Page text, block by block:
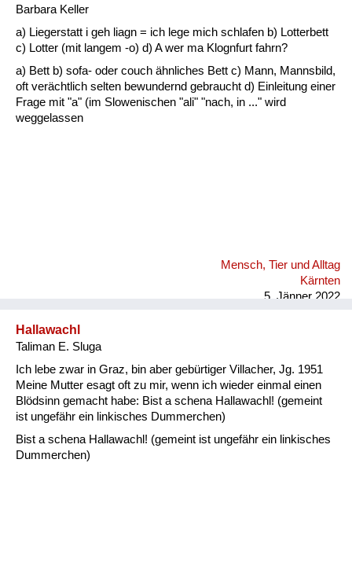
Natur und Landwirtschaft
Fluchen und Reden
Mensch, Tier und Alltag
Barbara Keller
a) Liegerstatt i geh liagn = ich lege mich schlafen b) Lotterbett
c) Lotter (mit langem -o) d) A wer ma Klognfurt fahrn?
a) Bett b) sofa- oder couch ähnliches Bett c) Mann, Mannsbild,
oft verächtlich selten bewundernd gebraucht d) Einleitung einer
Frage mit "a" (im Slowenischen "ali" "nach, in ..." wird
weggelassen
Mensch, Tier und Alltag
Kärnten
5. Jänner 2022
Hallawachl
Taliman E. Sluga
Ich lebe zwar in Graz, bin aber gebürtiger Villacher, Jg. 1951
Meine Mutter esagt oft zu mir, wenn ich wieder einmal einen
Blödsinn gemacht habe: Bist a schena Hallawachl! (gemeint
ist ungefähr ein linkisches Dummerchen)
Bist a schena Hallawachl! (gemeint ist ungefähr ein linkisches
Dummerchen)